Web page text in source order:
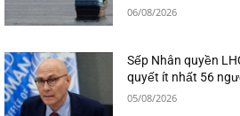
06/08/2026
Sếp Nhân quyền
quyết ít nhất 56
05/08/2026